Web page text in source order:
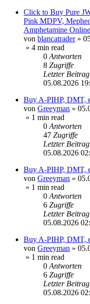
Click to Buy Pure
Pink MDPV,
Amphetamine Online
von blancatrader»
» 4 min read
0 Antworten
8 Zugriffe
Letzter Beitrag
05.08.2026
Buy A-PIHP, DMT,
von Greeyman »
» 1 min read
0 Antworten
47 Zugriffe
Letzter Beitrag
05.08.2026
Buy A-PIHP, DMT,
von Greeyman »
» 1 min read
0 Antworten
6 Zugriffe
Letzter Beitrag
05.08.2026
Buy A-PIHP, DMT,
von Greeyman »
» 1 min read
0 Antworten
6 Zugriffe
Letzter Beitrag
05.08.2026